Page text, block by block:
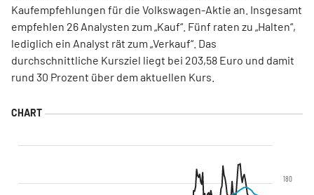
Kaufempfehlungen für die Volkswagen-Aktie an. Insgesamt
empfehlen 26 Analysten zum „Kauf“. Fünf raten zu „Halten“,
lediglich ein Analyst rät zum „Verkauf“. Das
durchschnittliche Kursziel liegt bei 203,58 Euro und damit
rund 30 Prozent über dem aktuellen Kurs.
180